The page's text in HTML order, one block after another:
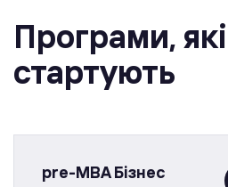
Програми,
стартують
pre-MBA Бізнес